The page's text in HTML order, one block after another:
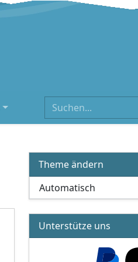
Suchen
Theme ändern
Unterstütze uns